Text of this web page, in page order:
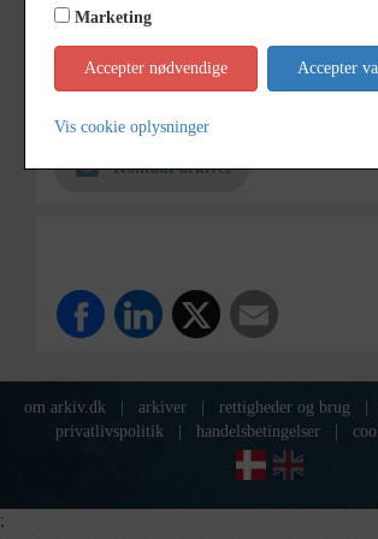
Dateringsnote
Fotograf Ukendt
Arkiv
Holbæk-Arkiverne /
Kontakt arkivet
om arkiv.dk arkiver rettigheder og brug
privatlivspolitik
handelsbetingelser
Marketing
Accepter nødvendige Accepter
Vis cookie oplysninger
;